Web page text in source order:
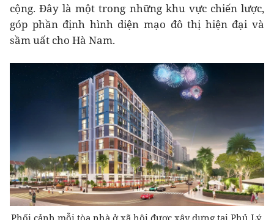
cộng. Đây là một trong những khu vực chiến lược,
góp phần định hình diện mạo đô thị hiện đại và
sầm uất cho Hà Nam.
Phối cảnh mỗi tòa nhà ở xã hội được xây dựng tại Phủ Lý,